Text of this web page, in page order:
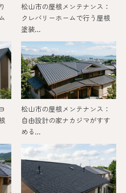
松山市の屋根メンテナンス：
クレバリーホームで行う屋根
塗装...
松山市の屋根メンテナンス：
自由設計の家ナカジマがすす
める...